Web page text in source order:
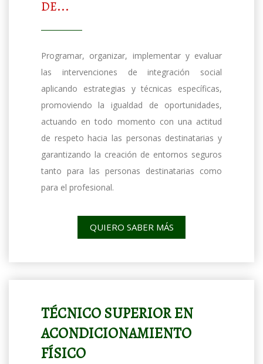
DE...
Programar, organizar, implementar y evaluar
las intervenciones de integración social
aplicando estrategias y técnicas específicas,
promoviendo la igualdad de oportunidades,
actuando en todo momento con una actitud
de respeto hacia las personas destinatarias y
garantizando la creación de entornos seguros
tanto para las personas destinatarias como
para el profesional.
QUIERO SABER MÁS
TÉCNICO SUPERIOR EN
ACONDICIONAMIENTO
FÍSICO